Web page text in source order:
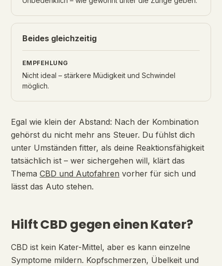
Beides gleichzeitig
Nicht ideal – stärkere Müdigkeit und Schwindel
möglich.
Egal wie klein der Abstand: Nach der Kombination
gehörst du nicht mehr ans Steuer. Du fühlst dich
unter Umständen fitter, als deine Reaktionsfähigkeit
tatsächlich ist – wer sichergehen will, klärt das
Thema CBD und Autofahren vorher für sich und
lässt das Auto stehen.
Hilft CBD gegen einen Kater?
CBD ist kein Kater-Mittel, aber es kann einzelne
Symptome mildern. Kopfschmerzen, Übelkeit und